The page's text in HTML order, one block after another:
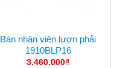
Bàn nhân viên lượn phải
1910BLP16
3.460.000₫